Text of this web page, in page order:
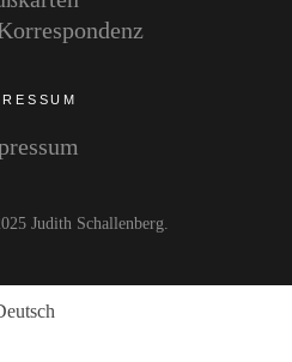
Judith Schallenberg